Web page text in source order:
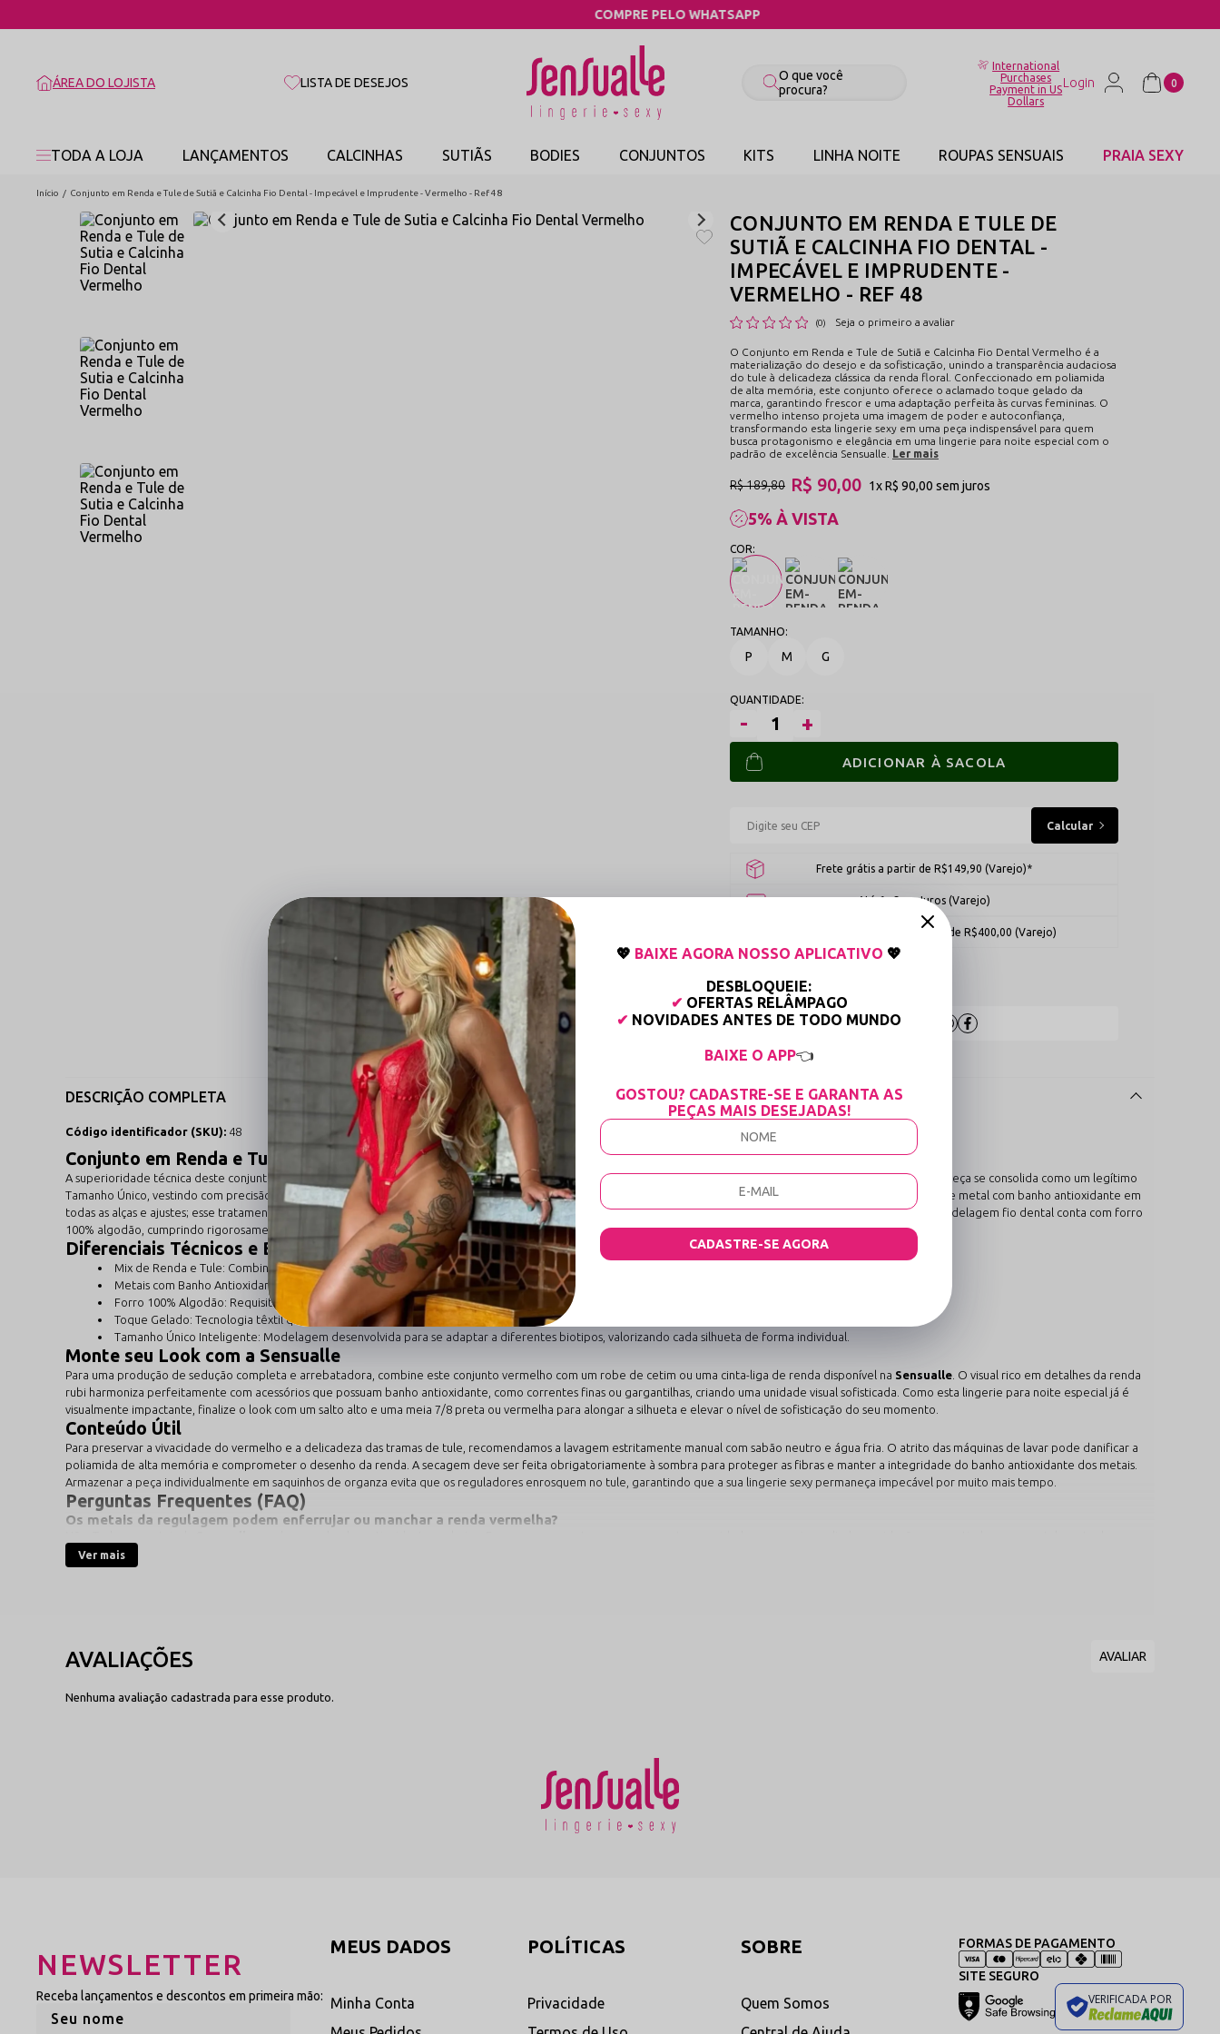
COMPRE PELO WHATSAPP
ÁREA DO LOJISTA LISTA DE DESEJOS
International
Purchases
Payment in US
Dollars
0
TODA A LOJA LANÇAMENTOS CALCINHAS SUTIÃS BODIES CONJUNTOS KITS LINHA NOITE ROUPAS SENSUAIS PRAIA SEXY
Início Conjunto em Renda e Tule de Sutiã e Calcinha Fio Dental - Impecável e Imprudente - Vermelho - Ref 48
CONJUNTO EM RENDA E TULE DE
SUTIÃ E CALCINHA FIO DENTAL -
IMPECÁVEL E IMPRUDENTE -
VERMELHO - REF 48
(0) Seja o primeiro a avaliar
O Conjunto em Renda e Tule de Sutiã e Calcinha Fio Dental Vermelho é a
materialização do desejo e da sofisticação, unindo a transparência audaciosa
do tule à delicadeza clássica da renda floral. Confeccionado em poliamida
de alta memória, este conjunto oferece o aclamado toque gelado da
marca, garantindo frescor e uma adaptação perfeita às curvas femininas. O
vermelho intenso projeta uma imagem de poder e autoconfiança,
transformando esta lingerie sexy em uma peça indispensável para quem
busca protagonismo e elegância em uma lingerie para noite especial com o
padrão de excelência Sensualle.
Ler mais
5% À VISTA
R$ 189,80 R$ 90,00 1xR$ 90,00 sem juros
P M G
ADICIONAR À SACOLA
Frete grátis a partir de R$149,90 (Varejo)*
Até 6x Sem Juros (Varejo)
15% OFF para Compras Acima de R$400,00 (Varejo)
Compartilhe:
DESCRIÇÃO COMPLETA
Código identificador (SKU): 48
Conjunto em Renda e Tule de Sutiã e Calcinha Fio Dental Vermelho
A superioridade técnica deste conjunto reside na inteligência dos seus materiais e no acabamento de alta joalheria. Por utilizar fibras de alta elasticidade e retorno, a peça se consolida como um legítimo
Tamanho Único, vestindo com precisão do manequim 38 ao 44 sem lacear ou perder o desenho original da renda. Um diferencial estratégico é o uso de reguladores de metal com banho antioxidante em
todas as alças e ajustes; esse tratamento impede o escurecimento do metal e protege a integridade do tecido vermelho contra manchas. Além disso, a calcinha em modelagem fio dental conta com forro
100% algodão, cumprindo rigorosamente os requisitos técnicos de higiene e respirabilidade para a saúde íntima em uma lingerie sensual de alto padrão.
Diferenciais Técnicos e Benefícios
Mix de Renda e Tule: Combinação de texturas premium de poliamida de alta memória que garantem transparência e luxo.
Metais com Banho Antioxidante: Reguladores que mantêm o brilho e não oxidam, preservando a estética de peça nova por anos.
Forro 100% Algodão: Requisito técnico essencial para garantir a ventilação natural e a proteção da saúde da mulher moderna.
Toque Gelado: Tecnologia têxtil que proporciona uma sensação de frescor e suavidade superior no contato com a pele.
Tamanho Único Inteligente: Modelagem desenvolvida para se adaptar a diferentes biotipos, valorizando cada silhueta de forma individual.
Monte seu Look com a Sensualle
Para uma produção de sedução completa e arrebatadora, combine este conjunto vermelho com um robe de cetim ou uma cinta-liga de renda disponível na Sensualle . O visual rico em detalhes da renda
rubi harmoniza perfeitamente com acessórios que possuam banho antioxidante, como correntes finas ou gargantilhas, criando uma unidade visual sofisticada. Como esta lingerie para noite especial já é
visualmente impactante, finalize o look com um salto alto e uma meia 7/8 preta ou vermelha para alongar a silhueta e elevar o nível de sofisticação do seu momento.
Conteúdo Útil
Para preservar a vivacidade do vermelho e a delicadeza das tramas de tule, recomendamos a lavagem estritamente manual com sabão neutro e água fria. O atrito das máquinas de lavar pode danificar a
poliamida de alta memória e comprometer o desenho da renda. A secagem deve ser feita obrigatoriamente à sombra para proteger as fibras e manter a integridade do banho antioxidante dos metais.
Armazenar a peça individualmente em saquinhos de organza evita que os reguladores enrosquem no tule, garantindo que a sua lingerie sexy permaneça impecável por muito mais tempo.
Perguntas Frequentes (FAQ)
Os metais da regulagem podem enferrujar ou manchar a renda vermelha?
brilho original sem causar manchas no tecido.
Como o tamanho único funciona se eu tiver o busto maior ou menor?
elegância de uma lingerie para noite especial.
Ver mais
Nenhuma avaliação cadastrada para esse produto.
NEWSLETTER
Receba lançamentos e descontos em primeira mão:
MEUS DADOS
Minha Conta
POLÍTICAS
Privacidade
SOBRE
Quem Somos
FORMAS DE PAGAMENTO
SITE SEGURO
VERIFICADA POR
💖 BAIXE AGORA NOSSO APLICATIVO 💖
DESBLOQUEIE:
✔ OFERTAS RELÂMPAGO
✔ NOVIDADES ANTES DE TODO MUNDO
BAIXE O APP👈
GOSTOU? CADASTRE-SE E GARANTA AS
PEÇAS MAIS DESEJADAS!
CADASTRE-SE AGORA